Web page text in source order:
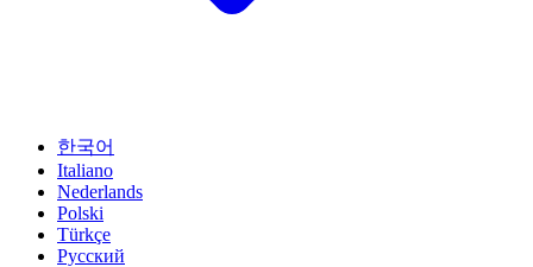
한국어
Italiano
Nederlands
Polski
Türkçe
Русский